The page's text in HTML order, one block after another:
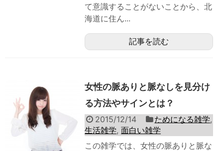
て意識することがないことから、北
海道に住ん...
記事を読む
女性の脈ありと脈なしを見分け
る方法やサインとは？
2015/12/14 ためになる雑学,
生活雑学, 面白い雑学
この雑学では、女性の脈ありと脈な